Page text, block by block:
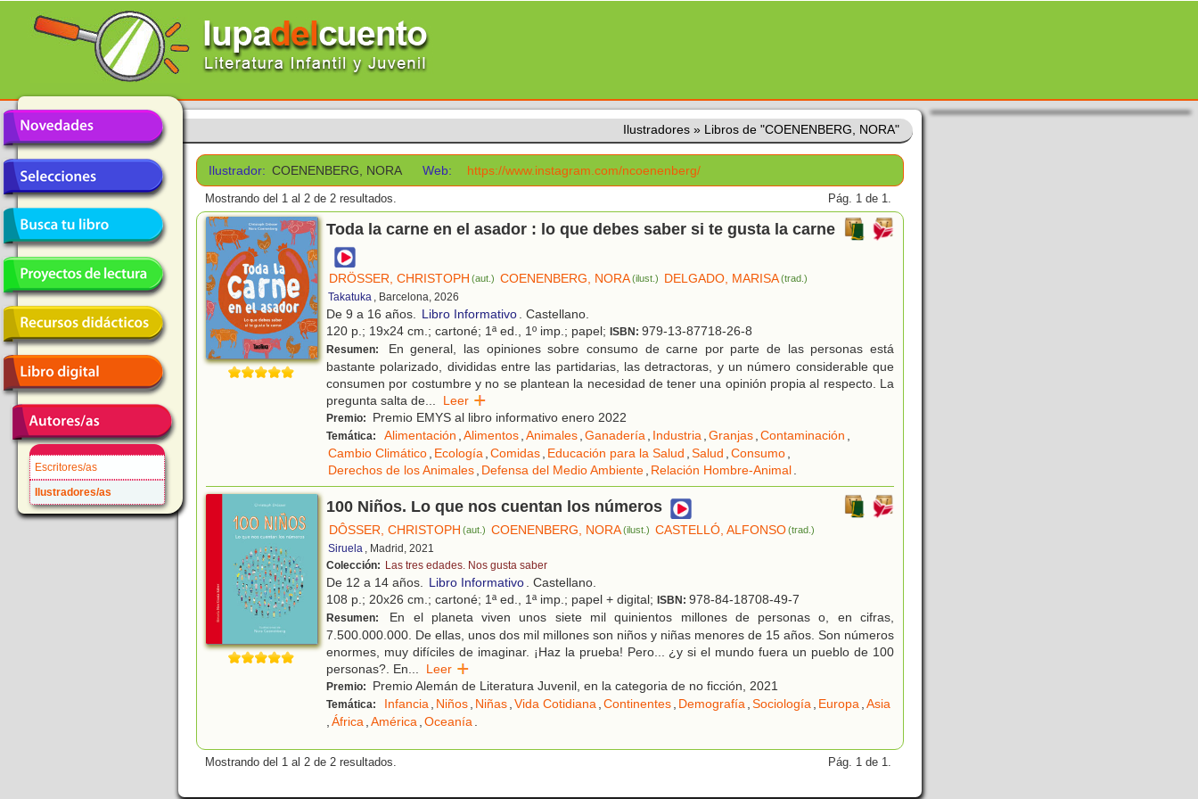
Escritores/as
Ilustradores/as
Ilustradores » Libros de "COENENBERG, NORA"
Ilustrador: COENENBERG, NORA Web: https://www.instagram.com/ncoenenberg/
Mostrando del 1 al 2 de 2 resultados. Pág. 1 de 1.
Toda la carne en el asador : lo que debes saber si te gusta la carne
DRÖSSER, CHRISTOPH (aut.) COENENBERG, NORA(ilust.) DELGADO, MARISA(trad.)
Takatuka , Barcelona, 2026
De 9 a 16 años. Libro Informativo. Castellano.
120 p.; 19x24 cm.; cartoné; 1ª ed., 1º imp.; papel; ISBN: 979-13-87718-26-8
Resumen:
En general, las opiniones sobre consumo de carne por parte de las personas está
bastante polarizado, divididas entre las partidarias, las detractoras, y un número considerable que
consumen por costumbre y no se plantean la necesidad de tener una opinión propia al respecto. La
pregunta salta de... Leer
Premio: Premio EMYS al libro informativo enero 2022
Temática: Alimentación ,Alimentos,Animales,Ganadería, Industria,Granjas,Contaminación ,
Cambio Climático, Ecología,Comidas, Educación para la Salud ,Salud ,Consumo,
Derechos de los Animales, Defensa del Medio Ambiente, Relación Hombre-Animal.
100 Niños. Lo que nos cuentan los números
DÔSSER, CHRISTOPH (aut.) COENENBERG, NORA(ilust.) CASTELLÓ, ALFONSO (trad.)
Siruela , Madrid, 2021
Colección: Las tres edades. Nos gusta saber
De 12 a 14 años. Libro Informativo. Castellano.
108 p.; 20x26 cm.; cartoné; 1ª ed., 1ª imp.; papel + digital; ISBN: 978-84-18708-49-7
Resumen:
En el planeta viven unos siete mil quinientos millones de personas o, en cifras,
7.500.000.000. De ellas, unos dos mil millones son niños y niñas menores de 15 años. Son números
enormes, muy difíciles de imaginar. ¡Haz la prueba! Pero... ¿y si el mundo fuera un pueblo de 100
personas?. En... Leer
Premio: Premio Alemán de Literatura Juvenil, en la categoria de no ficción, 2021
Temática: Infancia, Niños, Niñas,Vida Cotidiana,Continentes, Demografía,Sociología, Europa,Asia
,África,América,Oceanía.
Mostrando del 1 al 2 de 2 resultados. Pág. 1 de 1.